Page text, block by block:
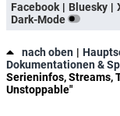
Facebook
Bluesky
Dark-Mode
nach oben
Dokumentationen &
Serieninfos, Streams,
Unstoppable"